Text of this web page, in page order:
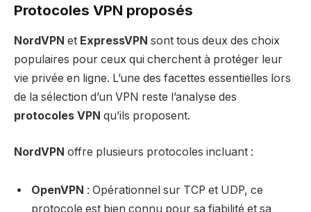
Protocoles VPN proposés
NordVPN et ExpressVPN sont tous deux des choix
populaires pour ceux qui cherchent à protéger leur
vie privée en ligne. L’une des facettes essentielles lors
de la sélection d’un VPN reste l’analyse des
protocoles VPN qu’ils proposent.
NordVPN offre plusieurs protocoles incluant :
OpenVPN : Opérationnel sur TCP et UDP, ce
protocole est bien connu pour sa fiabilité et sa